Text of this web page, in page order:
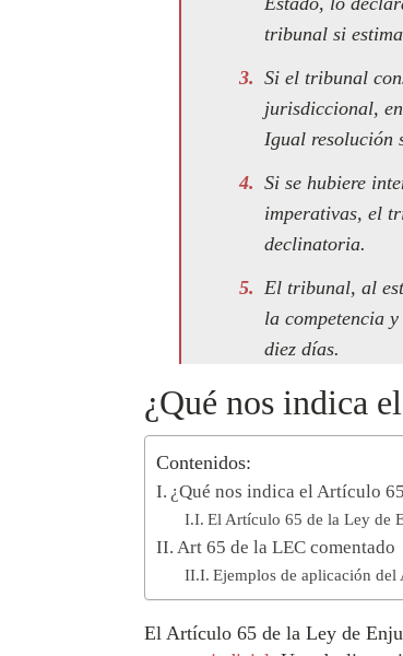
tribunal si
Si el tribunal
jurisdiccional,
Igual resolución
Si se hubiere
imperativas, el
declinatoria.
El tribunal, al
la competencia
diez días.
¿Qué nos indica
Contenidos:
¿Qué nos indica el Artículo
El Artículo 65 de la Ley de
Art 65 de la LEC comentado
Ejemplos de aplicación
El Artículo 65 de la Ley de